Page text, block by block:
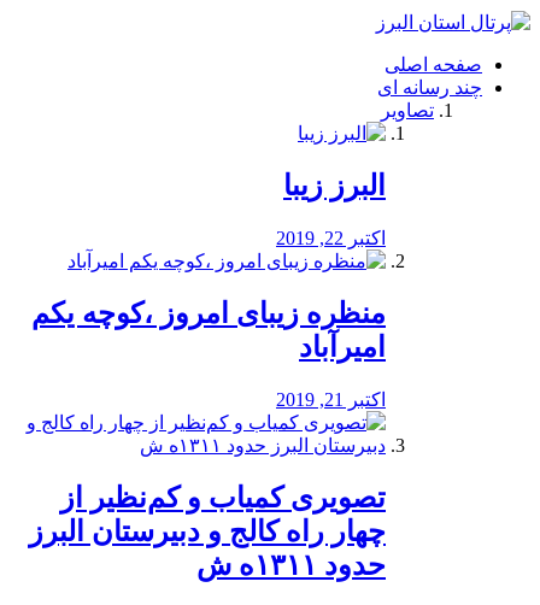
فصد
شرق
تهران
خشکشویی
صفحه اصلی
چند رسانه ای
تصاویر
البرز زیبا
اکتبر 22, 2019
منظره‌‌ زیبای امروز ،کوچه یکم
امیرآباد
اکتبر 21, 2019
️تصویری کمیاب و کم‌نظیر از
چهار راه كالج و دبيرستان البرز
حدود ۱۳۱۱ه ش